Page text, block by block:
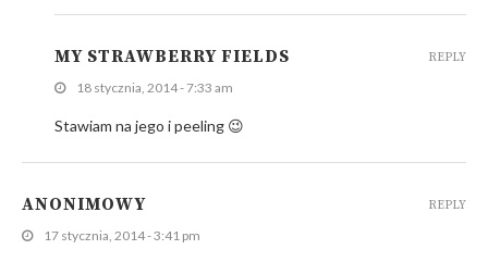
MY STRAWBERRY FIELDS
18 stycznia, 2014 - 7:33 am
Stawiam na jego i peeling 😉
REPLY
ANONIMOWY
17 stycznia, 2014 - 3:41 pm
REPLY